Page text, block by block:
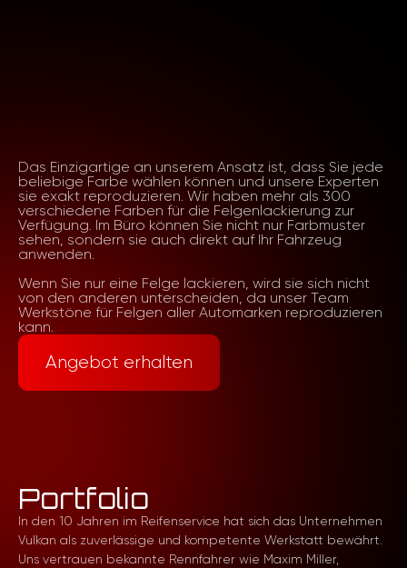
Das Einzigartige an unserem Ansatz ist, dass Sie jede
beliebige Farbe wählen können und unsere Experten
sie exakt reproduzieren. Wir haben mehr als 300
verschiedene Farben für die Felgenlackierung zur
Verfügung. Im Büro können Sie nicht nur Farbmuster
sehen, sondern sie auch direkt auf Ihr Fahrzeug
anwenden.
Wenn Sie nur eine Felge lackieren, wird sie sich nicht
von den anderen unterscheiden, da unser Team
Werkstöne für Felgen aller Automarken reproduzieren
kann.
Angebot erhalten
Portfolio
In den 10 Jahren im Reifenservice hat sich das Unternehmen
Vulkan als zuverlässige und kompetente Werkstatt bewährt.
Uns vertrauen bekannte Rennfahrer wie Maxim Miller,